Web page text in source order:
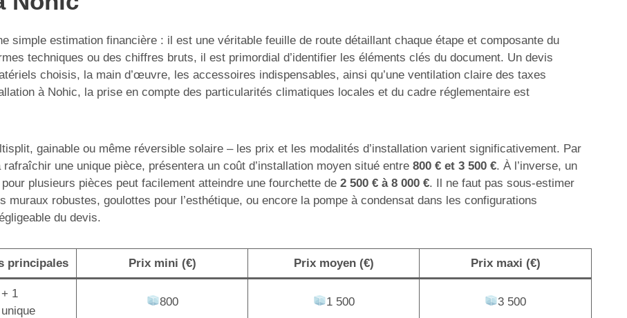
simple estimation financière : il est une véritable feuille de route détaillant chaque étape et composante du
techniques ou des chiffres bruts, il est primordial d’identifier les éléments clés du document. Un devis
choisis, la main d’œuvre, les accessoires indispensables, ainsi qu’une ventilation claire des taxes
à Nohic, la prise en compte des particularités climatiques locales et du cadre réglementaire est
gainable ou même réversible solaire – les prix et les modalités d’installation varient significativement. Par
une unique pièce, présentera un coût d’installation moyen situé entre 800 € et 3 500 €. À l’inverse, un
plusieurs pièces peut facilement atteindre une fourchette de 2 500 € à 8 000 €. Il ne faut pas sous-estimer
robustes, goulottes pour l’esthétique, ou encore la pompe à condensat dans les configurations
du devis.
principales Prix mini (€) Prix moyen (€) Prix maxi (€)
1
800 1 500 3 500